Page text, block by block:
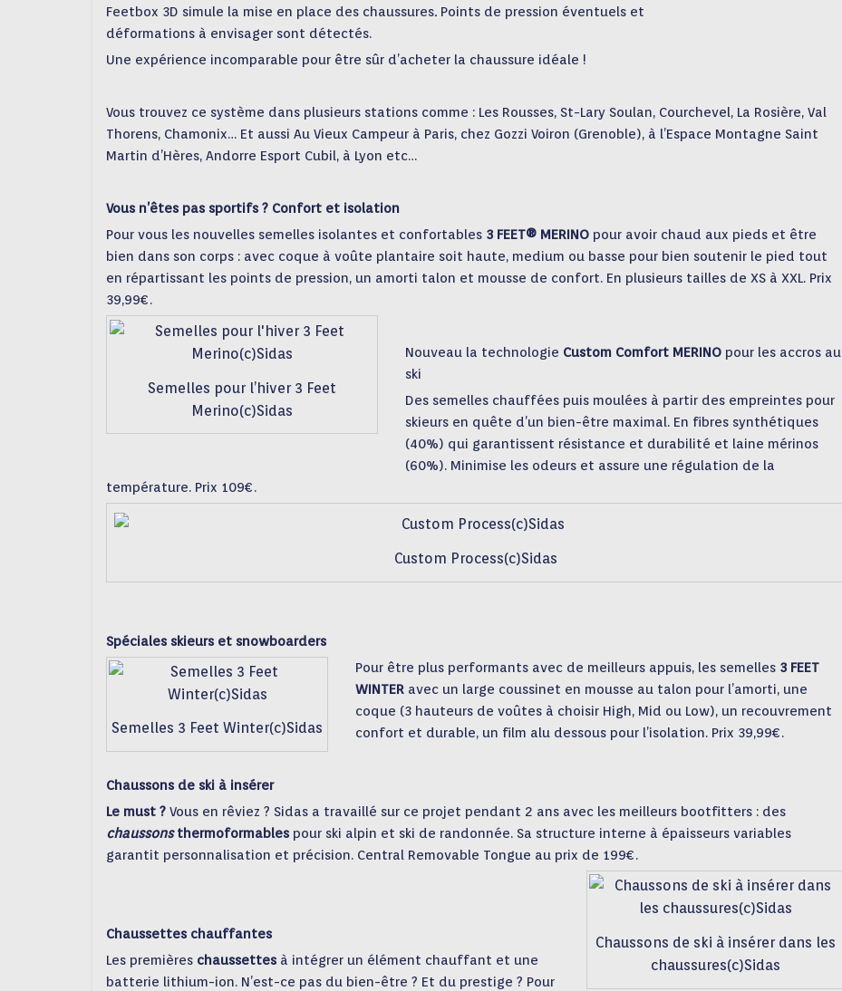
Feetbox 3D simule la mise en place des chaussures. Points de pression éventuels et
déformations à envisager sont détectés.
Une expérience incomparable pour être sûr d’acheter la chaussure idéale !
Vous trouvez ce système dans plusieurs stations comme : Les Rousses, St-Lary Soulan, Courchevel, La Rosière, Val
Thorens, Chamonix… Et aussi Au Vieux Campeur à Paris, chez Gozzi Voiron (Grenoble), à l’Espace Montagne Saint
Martin d’Hères, Andorre Esport Cubil, à Lyon etc…
Vous n’êtes pas sportifs ? Confort et isolation
Pour vous les nouvelles semelles isolantes et confortables 3 FEET® MERINO pour avoir chaud aux pieds et être
bien dans son corps : avec coque à voûte plantaire soit haute, medium ou basse pour bien soutenir le pied tout
en répartissant les points de pression, un amorti talon et mousse de confort. En plusieurs tailles de XS à XXL. Prix
39,99€.
Semelles pour l’hiver 3 Feet
Merino(c)Sidas
Nouveau la technologie Custom Comfort MERINO pour les accros au
ski
Des semelles chauffées puis moulées à partir des empreintes pour
skieurs en quête d’un bien-être maximal. En fibres synthétiques
(40%) qui garantissent résistance et durabilité et laine mérinos
(60%). Minimise les odeurs et assure une régulation de la
température. Prix 109€.
Custom Process(c)Sidas
Spéciales skieurs et snowboarders
Semelles 3 Feet Winter(c)Sidas
Pour être plus performants avec de meilleurs appuis, les semelles 3 FEET
WINTER avec un large coussinet en mousse au talon pour l’amorti, une
coque (3 hauteurs de voûtes à choisir High, Mid ou Low), un recouvrement
confort et durable, un film alu dessous pour l’isolation. Prix 39,99€.
Chaussons de ski à insérer
Le must ? Vous en rêviez ? Sidas a travaillé sur ce projet pendant 2 ans avec les meilleurs bootfitters : des
chaussonsthermoformables pour ski alpin et ski de randonnée. Sa structure interne à épaisseurs variables
garantit personnalisation et précision. Central Removable Tongue au prix de 199€.
Chaussons de ski à insérer dans les
chaussures(c)Sidas
Chaussettes chauffantes
Les premières chaussettes à intégrer un élément chauffant et une
batterie lithium-ion. N’est-ce pas du bien-être ? Et du prestige ? Pour